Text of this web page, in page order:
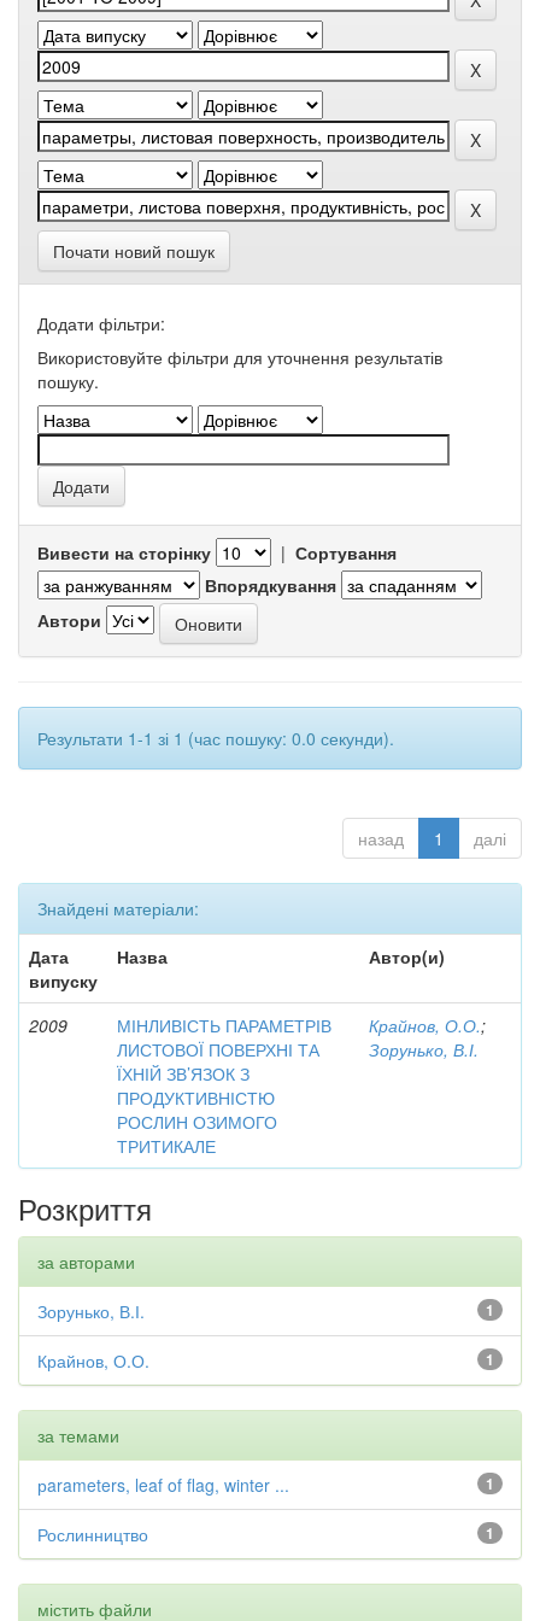
Почати новий пошук
Додати фільтри:
Використовуйте фільтри для уточнення результатів
пошуку.
Вивести на сторінку | Сортування
Впорядкування
Автори
Результати 1-1 зі 1 (час пошуку: 0.0 секунди).
назад 1 далі
Знайдені матеріали:
Дата
випуску
Назва Автор(и)
2009
МІНЛИВІСТЬ ПАРАМЕТРІВ
ЛИСТОВОЇ ПОВЕРХНІ ТА
ЇХНІЙ ЗВ’ЯЗОК З
ПРОДУКТИВНІСТЮ
РОСЛИН ОЗИМОГО
ТРИТИКАЛЕ
Крайнов, О.О.;
Зорунько, В.І.
Розкриття
за авторами
1
Зорунько, В.І.
1
Крайнов, О.О.
за темами
1
рarameters, leaf of flag, winter ...
1
Рослинництво
містить файли